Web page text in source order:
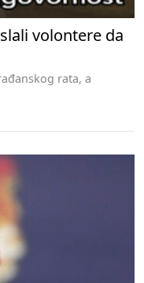
volontere da
rata, a